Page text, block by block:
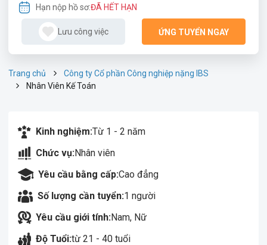
Hạn nộp hồ sơ:ĐÃ HẾT HẠN
Lưu công việc ỨNG TUYỂN NGAY
Trang chủ
Công ty Cổ phần Công nghiệp nặng IBS
Nhân Viên Kế Toán
Kinh nghiệm:Từ 1 - 2 năm
Chức vụ:Nhân viên
Yêu cầu bằng cấp:Cao đẳng
Số lượng cần tuyển:1 người
Yêu cầu giới tính:Nam, Nữ
Độ Tuổi:từ 21 - 40 tuổi